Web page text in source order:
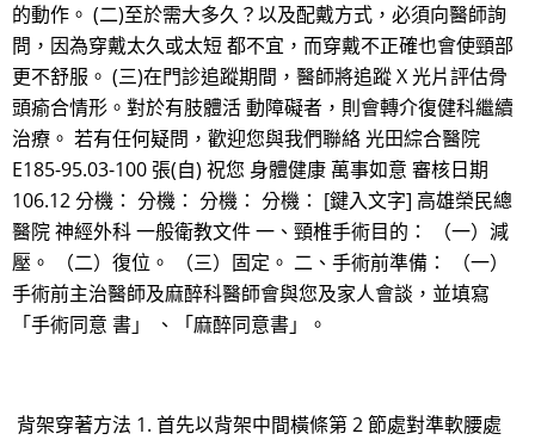
的動作。 (二)至於需大多久？以及配戴方式，必須向醫師詢
問，因為穿戴太久或太短 都不宜，而穿戴不正確也會使頸部
更不舒服。 (三)在門診追蹤期間，醫師將追蹤 X 光片評估骨
頭瘉合情形。對於有肢體活 動障礙者，則會轉介復健科繼續
治療。 若有任何疑問，歡迎您與我們聯絡 光田綜合醫院
E185-95.03-100 張(自) 祝您 身體健康 萬事如意 審核日期
106.12 分機： 分機： 分機： 分機： [鍵入文字] 高雄榮民總
醫院 神經外科 一般衛教文件 一、頸椎手術目的： （一）減
壓。 （二）復位。 （三）固定。 二、手術前準備： （一）
手術前主治醫師及麻醉科醫師會與您及家人會談，並填寫
「手術同意 書」 、「麻醉同意書」。
背架穿著方法 1. 首先以背架中間橫條第 2 節處對準軟腰處